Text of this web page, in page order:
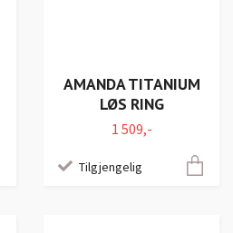
AMANDA TITANIUM
LØS RING
1 509,-
Tilgjengelig